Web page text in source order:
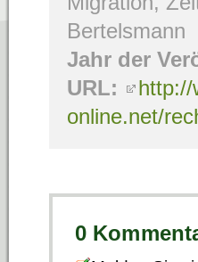
Bertelsmann
Jahr der
URL:
http://
online.net/
0